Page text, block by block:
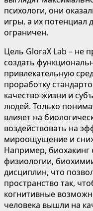
психологи, они
игры, а их потенциал
ограничен.
Цель GloraX Lab – не
создать
привлекательную
проработку
качество жизни и
людей. Только
влияет на
воздействовать на
мироощущение и
Например, биохакинг
физиологии,
дисциплин, что
пространство так,
когнитивные
человека вышли на